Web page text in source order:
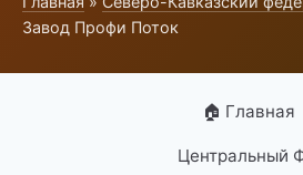
Завод Профи Поток
🏠 Главная
Центральный